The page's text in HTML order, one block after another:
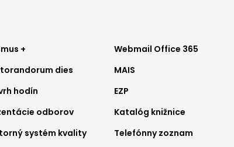
+
dies
hodín
odborov
systém kvality
Footer
menu
2
Webmail Office 365
MAIS
EZP
Katalóg knižnice
Telefónny zoznam